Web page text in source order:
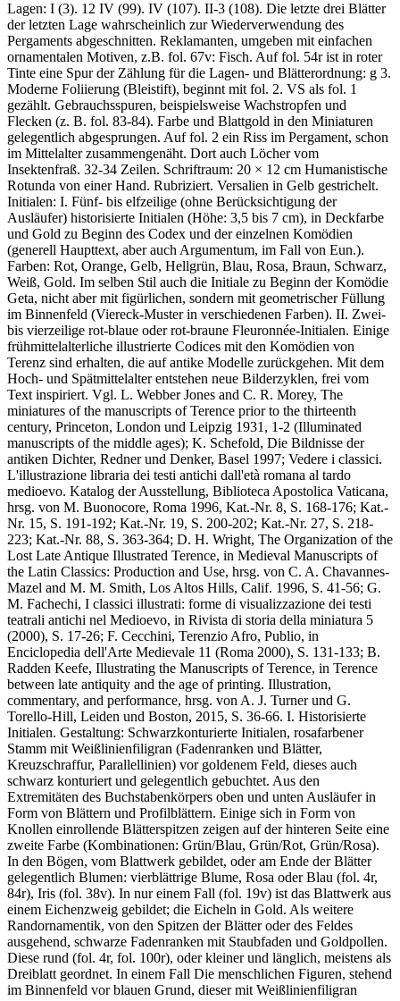
Lagen: I (3). 12 IV (99). IV (107). II-3 (108). Die letzte drei Blätter
der letzten Lage wahrscheinlich zur Wiederverwendung des
Pergaments abgeschnitten. Reklamanten, umgeben mit einfachen
ornamentalen Motiven, z.B. fol. 67v: Fisch. Auf fol. 54r ist in roter
Tinte eine Spur der Zählung für die Lagen- und Blätterordnung: g 3.
Moderne Foliierung (Bleistift), beginnt mit fol. 2. VS als fol. 1
gezählt. Gebrauchsspuren, beispielsweise Wachstropfen und
Flecken (z. B. fol. 83-84). Farbe und Blattgold in den Miniaturen
gelegentlich abgesprungen. Auf fol. 2 ein Riss im Pergament, schon
im Mittelalter zusammengenäht. Dort auch Löcher vom
Insektenfraß. 32-34 Zeilen. Schriftraum: 20 × 12 cm Humanistische
Rotunda von einer Hand. Rubriziert. Versalien in Gelb gestrichelt.
Initialen: I. Fünf- bis elfzeilige (ohne Berücksichtigung der
Ausläufer) historisierte Initialen (Höhe: 3,5 bis 7 cm), in Deckfarbe
und Gold zu Beginn des Codex und der einzelnen Komödien
(generell Haupttext, aber auch Argumentum, im Fall von Eun.).
Farben: Rot, Orange, Gelb, Hellgrün, Blau, Rosa, Braun, Schwarz,
Weiß, Gold. Im selben Stil auch die Initiale zu Beginn der Komödie
Geta, nicht aber mit figürlichen, sondern mit geometrischer Füllung
im Binnenfeld (Viereck-Muster in verschiedenen Farben). II. Zwei-
bis vierzeilige rot-blaue oder rot-braune Fleuronnée-Initialen. Einige
frühmittelalterliche illustrierte Codices mit den Komödien von
Terenz sind erhalten, die auf antike Modelle zurückgehen. Mit dem
Hoch- und Spätmittelalter entstehen neue Bilderzyklen, frei vom
Text inspiriert. Vgl. L. Webber Jones and C. R. Morey, The
miniatures of the manuscripts of Terence prior to the thirteenth
century, Princeton, London und Leipzig 1931, 1-2 (Illuminated
manuscripts of the middle ages); K. Schefold, Die Bildnisse der
antiken Dichter, Redner und Denker, Basel 1997; Vedere i classici.
L'illustrazione libraria dei testi antichi dall'età romana al tardo
medioevo. Katalog der Ausstellung, Biblioteca Apostolica Vaticana,
hrsg. von M. Buonocore, Roma 1996, Kat.-Nr. 8, S. 168-176; Kat.-
Nr. 15, S. 191-192; Kat.-Nr. 19, S. 200-202; Kat.-Nr. 27, S. 218-
223; Kat.-Nr. 88, S. 363-364; D. H. Wright, The Organization of the
Lost Late Antique Illustrated Terence, in Medieval Manuscripts of
the Latin Classics: Production and Use, hrsg. von C. A. Chavannes-
Mazel and M. M. Smith, Los Altos Hills, Calif. 1996, S. 41-56; G.
M. Fachechi, I classici illustrati: forme di visualizzazione dei testi
teatrali antichi nel Medioevo, in Rivista di storia della miniatura 5
(2000), S. 17-26; F. Cecchini, Terenzio Afro, Publio, in
Enciclopedia dell'Arte Medievale 11 (Roma 2000), S. 131-133; B.
Radden Keefe, Illustrating the Manuscripts of Terence, in Terence
between late antiquity and the age of printing. Illustration,
commentary, and performance, hrsg. von A. J. Turner und G.
Torello-Hill, Leiden und Boston, 2015, S. 36-66. I. Historisierte
Initialen. Gestaltung: Schwarzkonturierte Initialen, rosafarbener
Stamm mit Weißlinienfiligran (Fadenranken und Blätter,
Kreuzschraffur, Parallellinien) vor goldenem Feld, dieses auch
schwarz konturiert und gelegentlich gebuchtet. Aus den
Extremitäten des Buchstabenkörpers oben und unten Ausläufer in
Form von Blättern und Profilblättern. Einige sich in Form von
Knollen einrollende Blätterspitzen zeigen auf der hinteren Seite eine
zweite Farbe (Kombinationen: Grün/Blau, Grün/Rot, Grün/Rosa).
In den Bögen, vom Blattwerk gebildet, oder am Ende der Blätter
gelegentlich Blumen: vierblättrige Blume, Rosa oder Blau (fol. 4r,
84r), Iris (fol. 38v). In nur einem Fall (fol. 19v) ist das Blattwerk aus
einem Eichenzweig gebildet; die Eicheln in Gold. Als weitere
Randornamentik, von den Spitzen der Blätter oder des Feldes
ausgehend, schwarze Fadenranken mit Staubfaden und Goldpollen.
Diese rund (fol. 4r, fol. 100r), oder kleiner und länglich, meistens als
Dreiblatt geordnet. In einem Fall Die menschlichen Figuren, stehend
im Binnenfeld vor blauen Grund, dieser mit Weißlinienfiligran